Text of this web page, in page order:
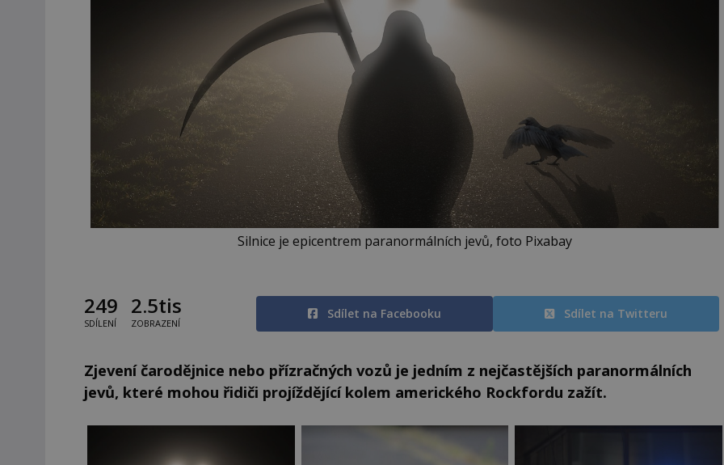
Silnice je epicentrem paranormálních jevů, foto Pixabay
249
SDÍLENÍ
2.5tis
ZOBRAZENÍ
Sdílet na Facebooku Sdílet na Twitteru
Zjevení čarodějnice nebo přízračných vozů je jedním z nejčastějších paranormálních
jevů, které mohou řidiči projíždějící kolem amerického Rockfordu zažít.